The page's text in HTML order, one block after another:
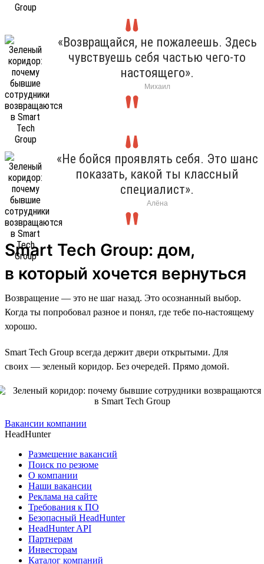
«Возвращайся, не пожалеешь. Здесь
чувствуешь себя частью чего-то
настоящего».
Михаил
«Не бойся проявлять себя. Это шанс
показать, какой ты классный
специалист».
Алёна
Smart Tech Group: дом,
в который хочется вернуться
Возвращение — это не шаг назад. Это осознанный выбор.
Когда ты попробовал разное и понял, где тебе по-настоящему
хорошо.
Smart Tech Group всегда держит двери открытыми. Для
своих — зеленый коридор. Без очередей. Прямо домой.
Вакансии компании
HeadHunter
Размещение вакансий
Поиск по резюме
О компании
Наши вакансии
Реклама на сайте
Требования к ПО
Безопасный HeadHunter
HeadHunter API
Партнерам
Инвесторам
Каталог компаний